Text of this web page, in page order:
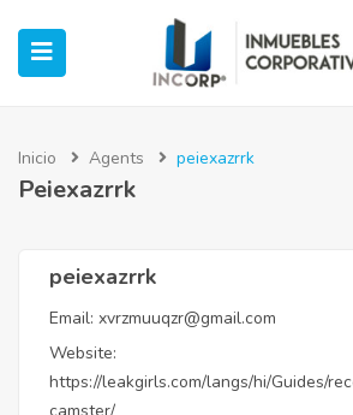
(Industrial)
(Casos de Éxito)
Inicio Agents peiexazrrk
Peiexazrrk
peiexazrrk
Email: xvrzmuuqzr@gmail.com
Website:
https://leakgirls.com/langs/hi/Guides/